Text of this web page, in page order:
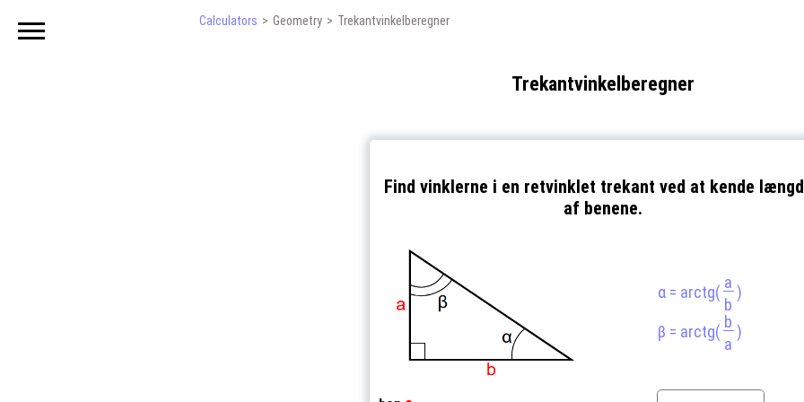
Calculators Geometry Trekantvinkelberegner
Trekantvinkelberegner
Find vinklerne i en retvinklet trekant ved at kende
af benene.
α = arctg(
a
b
)
β = arctg(
b
a
)